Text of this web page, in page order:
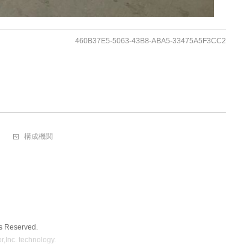
460B37E5-5063-43B8-ABA5-33475A5F3CC2
構成機関
Reserved.
technology.